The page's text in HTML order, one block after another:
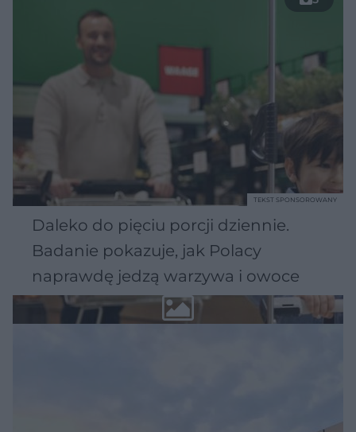
Daleko do pięciu porcji dziennie.
Badanie pokazuje, jak Polacy
naprawdę jedzą warzywa i owoce
TEKST SPONSOROWANY